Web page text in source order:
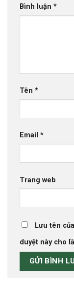
Bình luận *
Tên *
Email *
Trang web
Lưu tên
duyệt này cho